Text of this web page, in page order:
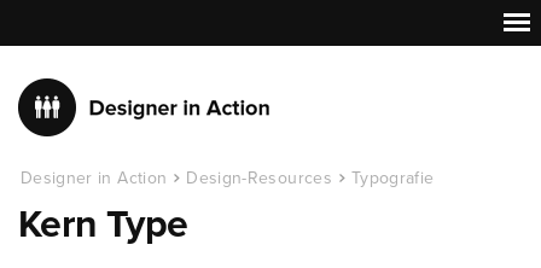
Designer in Action Design-Resources Typografie
Kern Type